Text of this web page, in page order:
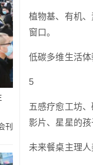
植物基、有机
窗口。
低碳多维生活
5
五感疗愈工坊
影片、星星的
未来餐桌主理
刊